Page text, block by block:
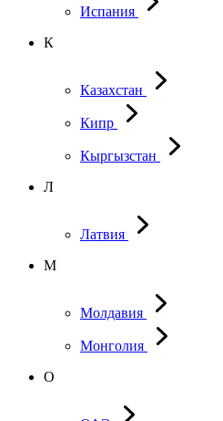
Испания
К
Казахстан
Кипр
Кыргызстан
Л
Латвия
М
Молдавия
Монголия
О